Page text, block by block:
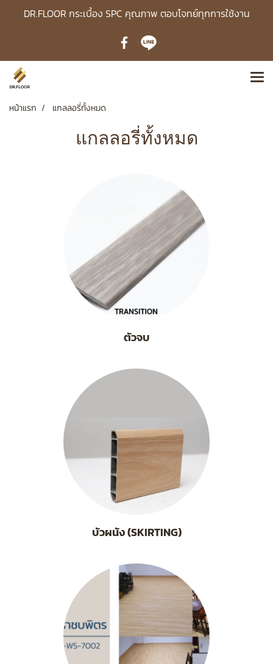
DR.FLOOR กระเบื้อง SPC คุณภาพ ตอบโจทย์ทุกการใช้งาน
หน้าแรก แกลลอรี่ทั้งหมด
แกลลอรี่ทั้งหมด
ตัวจบ
บัวผนัง (SKIRTING)